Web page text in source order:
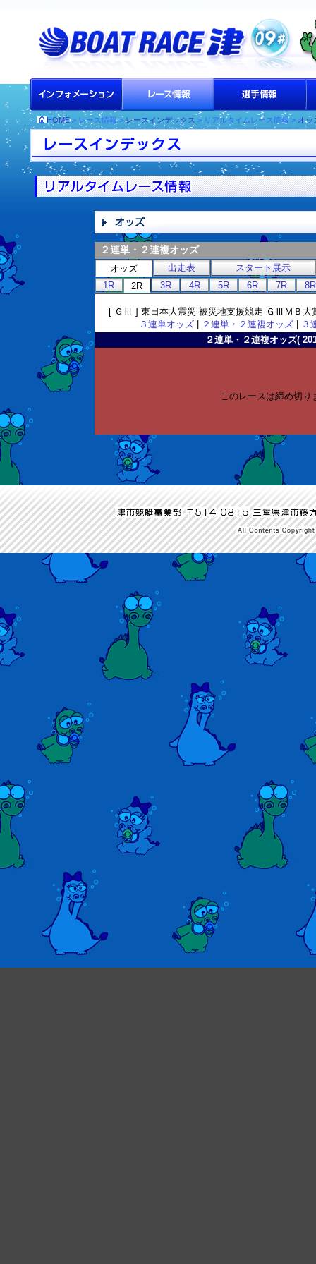
HOME> レース情報 >レースインデックス > リアルタイムレース情報 > オッ
２連単・２連複オッズ
オッズ 出走表
スタート展示
1R
2R 3R 4R 5R 6R 7R 8R
[ ＧⅢ ] 東日本大震災 被災地支援競走 ＧⅢＭＢ
３連単オッズ| ２連単・２連複オッズ|
３
２連単・２連複オッズ(
このレースは締め切り